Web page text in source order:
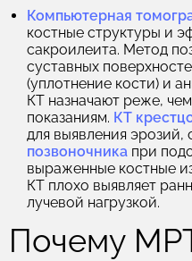
Компьютерная
костные структуры и
сакроилеита. Метод
суставных
(уплотнение кости) и
КТ назначают реже,
показаниям. КТ
для выявления эрозий,
позвоночника при
выраженные костные
КТ плохо выявляет
лучевой нагрузкой.
Почему